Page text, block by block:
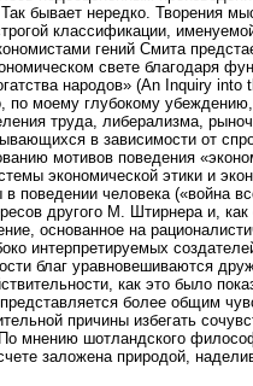
бывает нередко. Творения
классификации,
гений Смита
свете благодаря
народов» (An Inquiry
по моему глубокому
труда, либерализма,
в зависимости от
мотивов поведения
экономической этики и
в поведении человека («война
другого М. Штирнера и,
основанное на
интерпретируемых
благ уравновешиваются
как это было
более общим
причины избегать
мнению шотландского
заложена природой,